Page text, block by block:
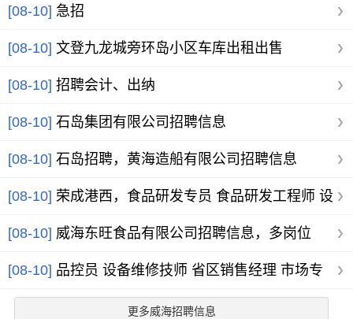
[08-10] 急招
[08-10] 文登九龙城旁环岛小区车库出租出售
[08-10] 招聘会计、出纳
[08-10] 石岛集团有限公司招聘信息
[08-10] 石岛招聘，黄海造船有限公司招聘信息
[08-10] 荣成港西，食品研发专员 食品研发工程师 设
备维护 IT专员
[08-10] 威海东旺食品有限公司招聘信息，多岗位
[08-10] 品控员 设备维修技师 省区销售经理 市场专
更多威海招聘信息